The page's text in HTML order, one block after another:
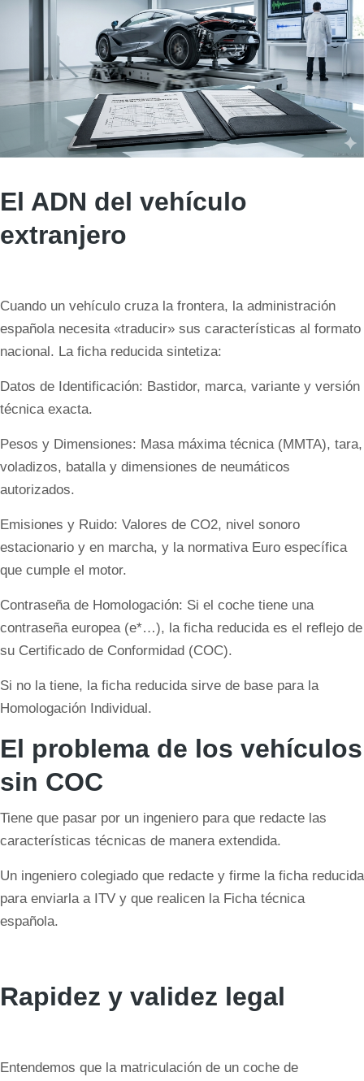
El ADN del vehículo
extranjero
Cuando un vehículo cruza la frontera, la administración
española necesita «traducir» sus características al formato
nacional. La ficha reducida sintetiza:
Datos de Identificación: Bastidor, marca, variante y versión
técnica exacta.
Pesos y Dimensiones: Masa máxima técnica (MMTA), tara,
voladizos, batalla y dimensiones de neumáticos
autorizados.
Emisiones y Ruido: Valores de CO2, nivel sonoro
estacionario y en marcha, y la normativa Euro específica
que cumple el motor.
Contraseña de Homologación: Si el coche tiene una
contraseña europea (e*…), la ficha reducida es el reflejo de
su Certificado de Conformidad (COC).
Si no la tiene, la ficha reducida sirve de base para la
Homologación Individual.
El problema de los vehículos
sin COC
Tiene que pasar por un ingeniero para que redacte las
características técnicas de manera extendida.
Un ingeniero colegiado que redacte y firme la ficha reducida
para enviarla a ITV y que realicen la Ficha técnica
española.
Rapidez y validez legal
Entendemos que la matriculación de un coche de